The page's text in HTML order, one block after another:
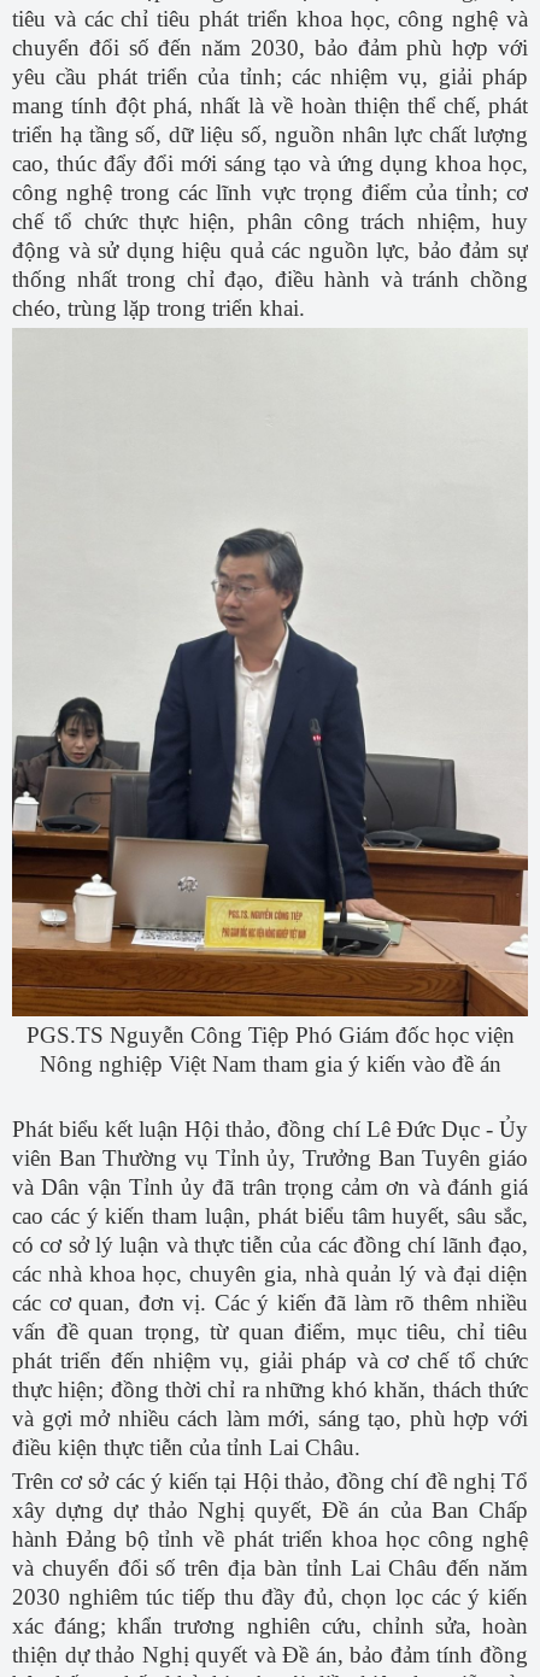
tiêu và các chỉ tiêu phát triển khoa học, công nghệ và
chuyển đổi số đến năm 2030, bảo đảm phù hợp với
yêu cầu phát triển của tỉnh; các nhiệm vụ, giải pháp
mang tính đột phá, nhất là về hoàn thiện thể chế, phát
triển hạ tầng số, dữ liệu số, nguồn nhân lực chất lượng
cao, thúc đẩy đổi mới sáng tạo và ứng dụng khoa học,
công nghệ trong các lĩnh vực trọng điểm của tỉnh; cơ
chế tổ chức thực hiện, phân công trách nhiệm, huy
động và sử dụng hiệu quả các nguồn lực, bảo đảm sự
thống nhất trong chỉ đạo, điều hành và tránh chồng
chéo, trùng lặp trong triển khai.
PGS.TS Nguyễn Công Tiệp Phó Giám đốc học viện
Nông nghiệp Việt Nam tham gia ý kiến vào đề án
Phát biểu kết luận Hội thảo, đồng chí Lê Đức Dục - Ủy
viên Ban Thường vụ Tỉnh ủy, Trưởng Ban Tuyên giáo
và Dân vận Tỉnh ủy đã trân trọng cảm ơn và đánh giá
cao các ý kiến tham luận, phát biểu tâm huyết, sâu sắc,
có cơ sở lý luận và thực tiễn của các đồng chí lãnh đạo,
các nhà khoa học, chuyên gia, nhà quản lý và đại diện
các cơ quan, đơn vị. Các ý kiến đã làm rõ thêm nhiều
vấn đề quan trọng, từ quan điểm, mục tiêu, chỉ tiêu
phát triển đến nhiệm vụ, giải pháp và cơ chế tổ chức
thực hiện; đồng thời chỉ ra những khó khăn, thách thức
và gợi mở nhiều cách làm mới, sáng tạo, phù hợp với
điều kiện thực tiễn của tỉnh Lai Châu.
Trên cơ sở các ý kiến tại Hội thảo, đồng chí đề nghị Tổ
xây dựng dự thảo Nghị quyết, Đề án của Ban Chấp
hành Đảng bộ tỉnh về phát triển khoa học công nghệ
và chuyển đổi số trên địa bàn tỉnh Lai Châu đến năm
2030 nghiêm túc tiếp thu đầy đủ, chọn lọc các ý kiến
xác đáng; khẩn trương nghiên cứu, chỉnh sửa, hoàn
thiện dự thảo Nghị quyết và Đề án, bảo đảm tính đồng